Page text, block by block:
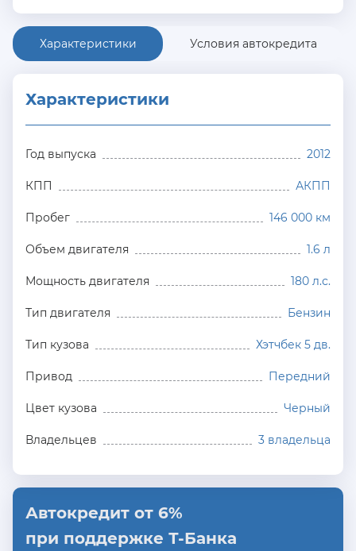
Характеристики Условия автокредита
Характеристики
Год выпуска 2012
КПП АКПП
Пробег 146 000 км
Объем двигателя 1.6 л
Мощность двигателя 180 л.с.
Тип двигателя Бензин
Тип кузова Хэтчбек 5 дв.
Привод Передний
Цвет кузова Черный
Владельцев 3 владельца
Автокредит от 6%
при поддержке Т-Банка